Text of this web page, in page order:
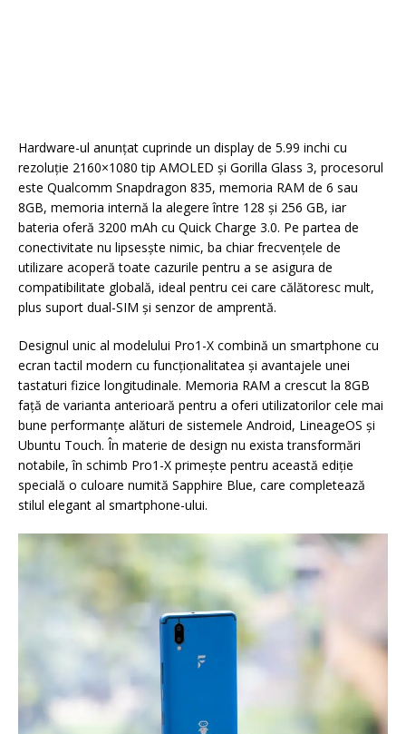
Hardware-ul anunțat cuprinde un display de 5.99 inchi cu
rezoluție 2160×1080 tip AMOLED și Gorilla Glass 3, procesorul
este Qualcomm Snapdragon 835, memoria RAM de 6 sau
8GB, memoria internă la alegere între 128 și 256 GB, iar
bateria oferă 3200 mAh cu Quick Charge 3.0. Pe partea de
conectivitate nu lipsesște nimic, ba chiar frecvențele de
utilizare acoperă toate cazurile pentru a se asigura de
compatibilitate globală, ideal pentru cei care călătoresc mult,
plus suport dual-SIM și senzor de amprentă.
Designul unic al modelului Pro1-X combină un smartphone cu
ecran tactil modern cu funcționalitatea și avantajele unei
tastaturi fizice longitudinale. Memoria RAM a crescut la 8GB
față de varianta anterioară pentru a oferi utilizatorilor cele mai
bune performanțe alături de sistemele Android, LineageOS și
Ubuntu Touch. În materie de design nu exista transformări
notabile, în schimb Pro1-X primește pentru această ediție
specială o culoare numită Sapphire Blue, care completează
stilul elegant al smartphone-ului.